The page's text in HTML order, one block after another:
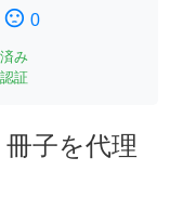
sentiment_dissatisfied 0
み
証
冊子を代理